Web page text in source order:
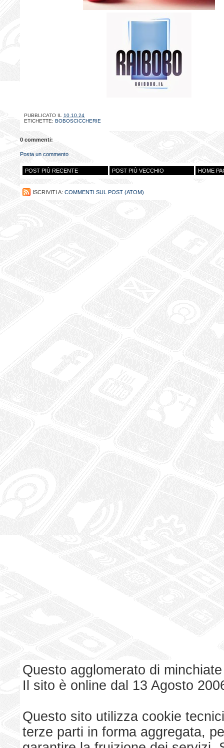
PUBBLICATO IL 10.10.24
ETICHETTE: BOBOSCICCHERIE
0 commenti:
Posta un commento
POST PIÙ RECENTE POST PIÙ VECCHIO HOME
ISCRIVITI A: COMMENTI SUL POST (ATOM)
Questo agglomerato di
Il sito è online dal 13 Agosto
Questo sito utilizza cookie
terze parti in forma aggregata,